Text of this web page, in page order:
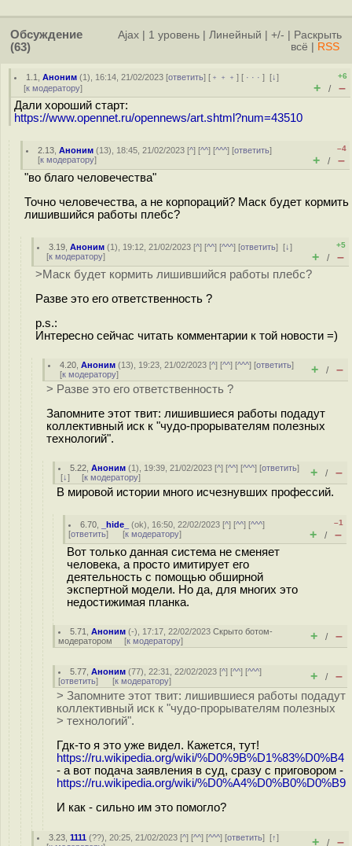
Обсуждение
(63)
Ajax 1 уровень Линейный +/-
Раскрыть
всё
RSS
1.1 ,Аноним (1), 16:14, 21/02/2023 [ответить] [ ﹢﹢﹢] [ · · ·][↓]
[к модератору]
+6
+ / –
Дали хороший старт:
https://www.opennet.ru/opennews/art.shtml?num=43510
2.13 ,Аноним (13), 18:45, 21/02/2023 [^] [^^] [^^^] [ответить]
[к модератору]
–4
+ / –
"во благо человечества"
Точно человечества, а не корпораций? Маск будет кормить
лишившийся работы плебс?
3.19 ,Аноним (1), 19:12, 21/02/2023 [^] [^^] [^^^] [ответить][↓]
[к модератору]
+5
+ / –
>Маск будет кормить лишившийся работы плебс?
Разве это его ответственность ?
p.s.:
Интересно сейчас читать комментарии к той новости =)
4.20 ,Аноним (13), 19:23, 21/02/2023 [^] [^^] [^^^] [ответить]
[к модератору] + / –
> Разве это его ответственность ?
Запомните этот твит: лишившиеся работы подадут
коллективный иск к "чудо-прорывателям полезных
технологий".
5.22 ,Аноним (1), 19:39, 21/02/2023 [^] [^^] [^^^] [ответить]
[↓] [к модератору] + / –
В мировой истории много исчезнувших профессий.
6.70 _hide_ (ok), 16:50, 22/02/2023 [^] [^^] [^^^]
[ответить] [к модератору]
–1
+ / –
Вот только данная система не сменяет
человека, а просто имитирует его
деятельность с помощью обширной
экспертной модели. Но да, для многих это
недостижимая планка.
5.71 ,Аноним (-), 17:17, 22/02/2023Скрыто ботом-
модератором [к модератору] + / –
5.77 ,Аноним (77), 22:31, 22/02/2023 [^] [^^] [^^^]
[ответить] [к модератору] + / –
> Запомните этот твит: лишившиеся работы подадут
коллективный иск к "чудо-прорывателям полезных
> технологий".
Гдк-то я это уже видел. Кажется, тут!
https://ru.wikipedia.org/wiki/%D0%9B%D1%83%D0%B4
- а вот подача заявления в суд, сразу с приговором -
https://ru.wikipedia.org/wiki/%D0%A4%D0%B0%D0%B9
И как - сильно им это помогло?
3.23 ,1111 (??), 20:25, 21/02/2023 [^] [^^] [^^^] [ответить][↑]
+ / –